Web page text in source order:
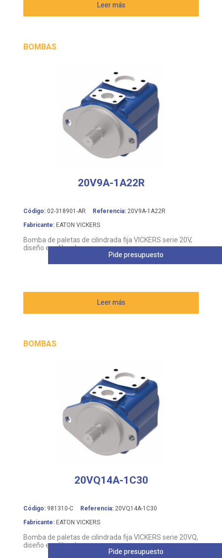
Leer más
BOMBAS
20V9A-1A22R
Código: 02-318901-AR Referencia: 20V9A-1A22R
Fabricante: EATON VICKERS
Bomba de paletas de cilindrada fija VICKERS serie 20V,
diseño equilibrado
Leer más
Pide presupuesto
BOMBAS
20VQ14A-1C30
Código: 981310-C Referencia: 20VQ14A-1C30
Fabricante: EATON VICKERS
Bomba de paletas de cilindrada fija VICKERS serie 20VQ,
diseño equilibrado
Pide presupuesto